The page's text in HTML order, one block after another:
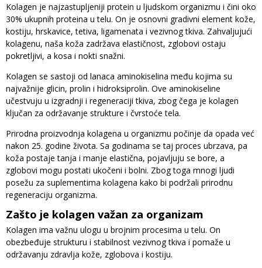
Kolagen je najzastupljeniji protein u ljudskom organizmu i čini oko
30% ukupnih proteina u telu. On je osnovni gradivni element kože,
kostiju, hrskavice, tetiva, ligamenata i vezivnog tkiva. Zahvaljujući
kolagenu, naša koža zadržava elastičnost, zglobovi ostaju
pokretljivi, a kosa i nokti snažni.
Kolagen se sastoji od lanaca aminokiselina među kojima su
najvažnije glicin, prolin i hidroksiprolin. Ove aminokiseline
učestvuju u izgradnji i regeneraciji tkiva, zbog čega je kolagen
ključan za održavanje strukture i čvrstoće tela.
Prirodna proizvodnja kolagena u organizmu počinje da opada već
nakon 25. godine života. Sa godinama se taj proces ubrzava, pa
koža postaje tanja i manje elastična, pojavljuju se bore, a
zglobovi mogu postati ukočeni i bolni. Zbog toga mnogi ljudi
posežu za suplementima kolagena kako bi podržali prirodnu
regeneraciju organizma.
Zašto je kolagen važan za organizam
Kolagen ima važnu ulogu u brojnim procesima u telu. On
obezbeđuje strukturu i stabilnost vezivnog tkiva i pomaže u
održavanju zdravlja kože, zglobova i kostiju.